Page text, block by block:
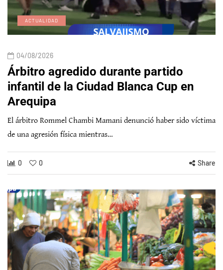
ACTUALIDAD
04/08/2026
Árbitro agredido durante partido
infantil de la Ciudad Blanca Cup en
Arequipa
El árbitro Rommel Chambi Mamani denunció haber sido víctima
de una agresión física mientras…
0 0 Share